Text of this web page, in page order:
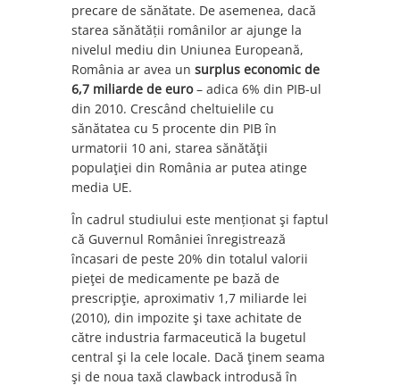
precare de sănătate. De asemenea, dacă
starea sănătății românilor ar ajunge la
nivelul mediu din Uniunea Europeană,
România ar avea un surplus economic de
6,7 miliarde de euro– adica 6% din PIB-ul
din 2010. Crescând cheltuielile cu
sănătatea cu 5 procente din PIB în
urmatorii 10 ani, starea sănătăţii
populaţiei din România ar putea atinge
media UE.
În cadrul studiului este menționat şi faptul
că Guvernul României înregistrează
încasari de peste 20% din totalul valorii
pieţei de medicamente pe bază de
prescripţie, aproximativ 1,7 miliarde lei
(2010), din impozite şi taxe achitate de
către industria farmaceutică la bugetul
central şi la cele locale. Dacă ţinem seama
şi de noua taxă clawback introdusă în